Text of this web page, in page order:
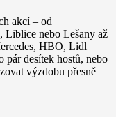
akcí – od
Liblice nebo Lešany až
HBO, Lidl
desítek hostů, nebo
výzdobu přesně